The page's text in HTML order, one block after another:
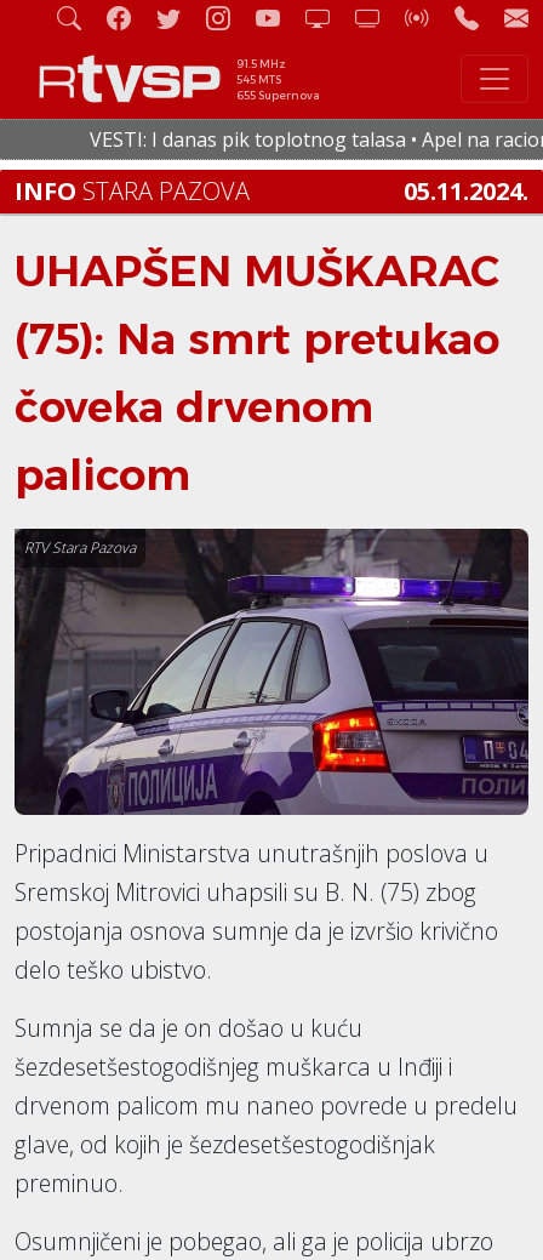
91.5 MHz
545 MTS
655 Supernova
VESTI: I danas pik toplotnog talasa • Apel na
INFO STARA PAZOVA 05.11.2024.
UHAPŠEN MUŠKARAC
(75): Na smrt pretukao
čoveka drvenom
palicom
RTV Stara Pazova
Pripadnici Ministarstva unutrašnjih poslova u
Sremskoj Mitrovici uhapsili su B. N. (75) zbog
postojanja osnova sumnje da je izvršio krivično
delo teško ubistvo.
Sumnja se da je on došao u kuću
šezdesetšestogodišnjeg muškarca u Inđiji i
drvenom palicom mu naneo povrede u predelu
glave, od kojih je šezdesetšestogodišnjak
preminuo.
Osumnjičeni je pobegao, ali ga je policija ubrzo